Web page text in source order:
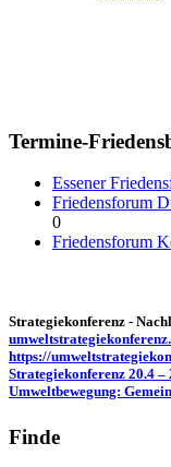
Termine-
Essener
Friedensforum
0
Friedensforum
Strategiekonferenz -
https://
Strategiekonferenz 20.4
Umweltbewegung:
Finde